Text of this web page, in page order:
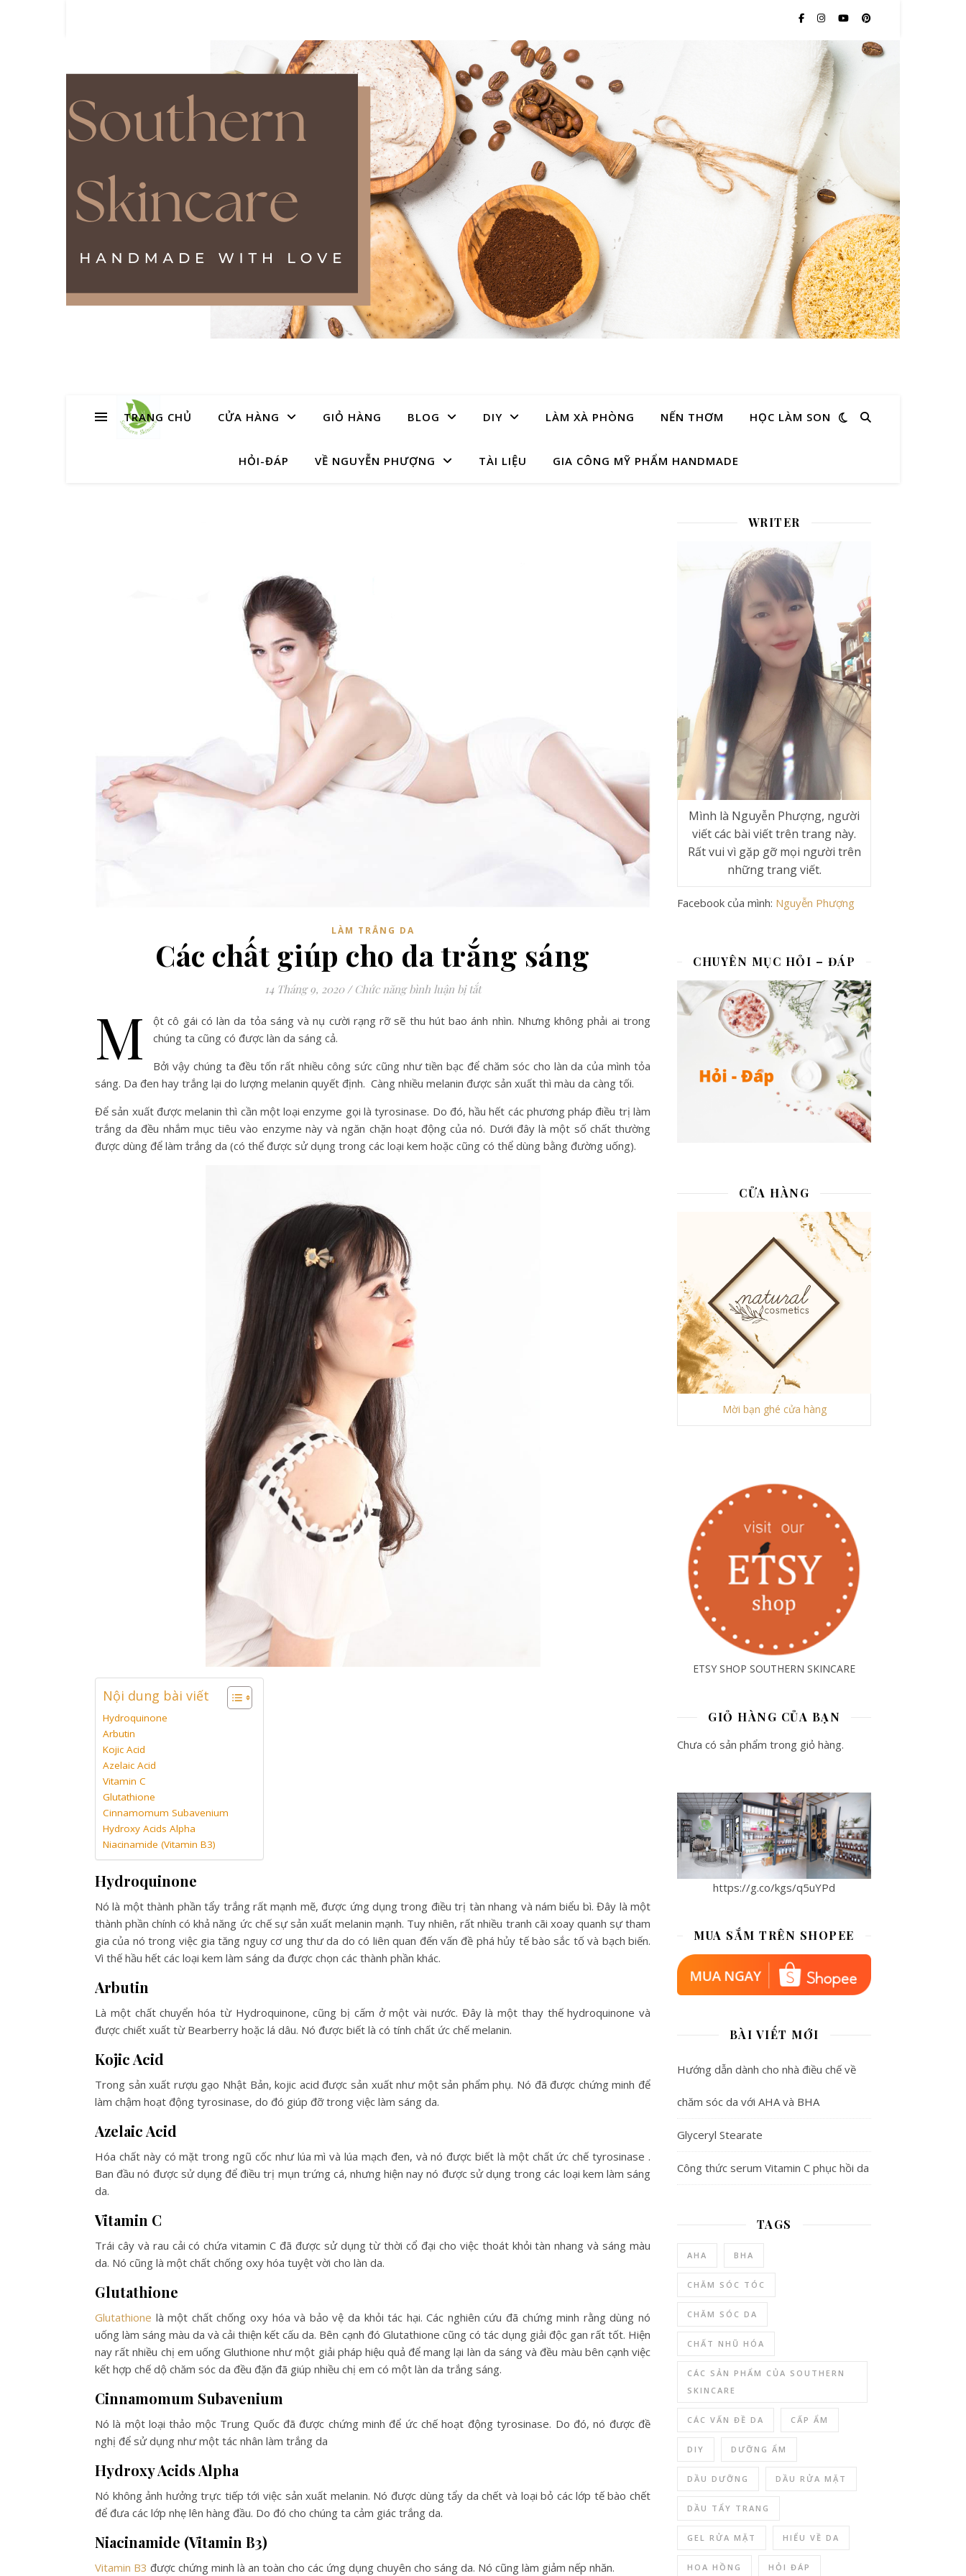
TRANG CHỦ CỬA HÀNG GIỎ HÀNG BLOG DIY LÀM XÀ PHÒNG NẾN THƠM HỌC LÀM SON
HỎI-ĐÁP VỀ NGUYỄN PHƯỢNG TÀI LIỆU GIA CÔNG MỸ PHẨM HANDMADE
LÀM TRẮNG DA
Các chất giúp cho da trắng sáng
14 Tháng 9, 2020 / Chức năng bình luận bị tắtở Các chất giúp cho da trắng sáng
M
ột cô gái có làn da tỏa sáng và nụ cười rạng rỡ sẽ thu hút bao ánh nhìn. Nhưng không phải ai trong
chúng ta cũng có được làn da sáng cả.
Bởi vậy chúng ta đều tốn rất nhiều công sức cũng như tiền bạc để chăm sóc cho làn da của mình tỏa
sáng. Da đen hay trắng lại do lượng melanin quyết định. Càng nhiều melanin được sản xuất thì màu da càng tối.
Để sản xuất được melanin thì cần một loại enzyme gọi là tyrosinase. Do đó, hầu hết các phương pháp điều trị làm
trắng da đều nhắm mục tiêu vào enzyme này và ngăn chặn hoạt động của nó. Dưới đây là một số chất thường
được dùng để làm trắng da (có thể được sử dụng trong các loại kem hoặc cũng có thể dùng bằng đường uống).
Nội dung bài viết
Hydroquinone
Arbutin
Kojic Acid
Azelaic Acid
Vitamin C
Glutathione
Cinnamomum Subavenium
Hydroxy Acids Alpha
Niacinamide (Vitamin B3)
Hydroquinone
Nó là một thành phần tẩy trắng rất mạnh mẽ, được ứng dụng trong điều trị tàn nhang và nám biểu bì. Đây là một
thành phần chính có khả năng ức chế sự sản xuất melanin mạnh. Tuy nhiên, rất nhiều tranh cãi xoay quanh sự tham
gia của nó trong việc gia tăng nguy cơ ung thư da do có liên quan đến vấn đề phá hủy tế bào sắc tố và bạch biến.
Vì thế hầu hết các loại kem làm sáng da được chọn các thành phần khác.
Arbutin
Là một chất chuyển hóa từ Hydroquinone, cũng bị cấm ở một vài nước. Đây là một thay thế hydroquinone và
được chiết xuất từ Bearberry hoặc lá dâu. Nó được biết là có tính chất ức chế melanin.
Kojic Acid
Trong sản xuất rượu gạo Nhật Bản, kojic acid được sản xuất như một sản phẩm phụ. Nó đã được chứng minh để
làm chậm hoạt động tyrosinase, do đó giúp đỡ trong việc làm sáng da.
Azelaic Acid
Hóa chất này có mặt trong ngũ cốc như lúa mì và lúa mạch đen, và nó được biết là một chất ức chế tyrosinase .
Ban đầu nó được sử dụng để điều trị mụn trứng cá, nhưng hiện nay nó được sử dụng trong các loại kem làm sáng
da.
Vitamin C
Trái cây và rau cải có chứa vitamin C đã được sử dụng từ thời cổ đại cho việc thoát khỏi tàn nhang và sáng màu
da. Nó cũng là một chất chống oxy hóa tuyệt vời cho làn da.
Glutathione
Glutathione là một chất chống oxy hóa và bảo vệ da khỏi tác hại. Các nghiên cứu đã chứng minh rằng dùng nó
uống làm sáng màu da và cải thiện kết cấu da. Bên cạnh đó Glutathione cũng có tác dụng giải độc gan rất tốt. Hiện
nay rất nhiều chị em uống Gluthione như một giải pháp hiệu quả để mang lại làn da sáng và đều màu bên cạnh việc
kết hợp chế dộ chăm sóc da đều đặn đã giúp nhiều chị em có một làn da trắng sáng.
Cinnamomum Subavenium
Nó là một loại thảo mộc Trung Quốc đã được chứng minh để ức chế hoạt động tyrosinase. Do đó, nó được đề
nghị để sử dụng như một tác nhân làm trắng da
Hydroxy Acids Alpha
Nó không ảnh hưởng trực tiếp tới việc sản xuất melanin. Nó được dùng tẩy da chết và loại bỏ các lớp tế bào chết
để đưa các lớp nhẹ lên hàng đầu. Do đó cho chúng ta cảm giác trắng da.
Niacinamide (Vitamin B3)
Vitamin B3 được chứng minh là an toàn cho các ứng dụng chuyên cho sáng da. Nó cũng làm giảm nếp nhăn.
WRITER
Mình là Nguyễn Phượng, người
viết các bài viết trên trang này.
Rất vui vì gặp gỡ mọi người trên
những trang viết.
Facebook của mình: Nguyễn Phượng
CHUYÊN MỤC HỎI – ĐÁP
CỬA HÀNG
Mời bạn ghé cửa hàng
ETSY SHOP SOUTHERN SKINCARE
GIỎ HÀNG CỦA BẠN
Chưa có sản phẩm trong giỏ hàng.
https://g.co/kgs/q5uYPd
MUA SẮM TRÊN SHOPEE
BÀI VIẾT MỚI
Hướng dẫn dành cho nhà điều chế về
chăm sóc da với AHA và BHA
Glyceryl Stearate
Công thức serum Vitamin C phục hồi da
TAGS
AHA BHA
CHĂM SÓC TÓC
CHĂM SÓC DA
CHẤT NHŨ HÓA
CÁC SẢN PHẨM CỦA SOUTHERN
SKINCARE
CÁC VẤN ĐỀ DA CẤP ẨM
DIY DƯỠNG ẨM
DẦU DƯỠNG DẦU RỬA MẶT
DẦU TẨY TRANG
GEL RỬA MẶT HIỂU VỀ DA
HOA HỒNG HỎI ĐÁP